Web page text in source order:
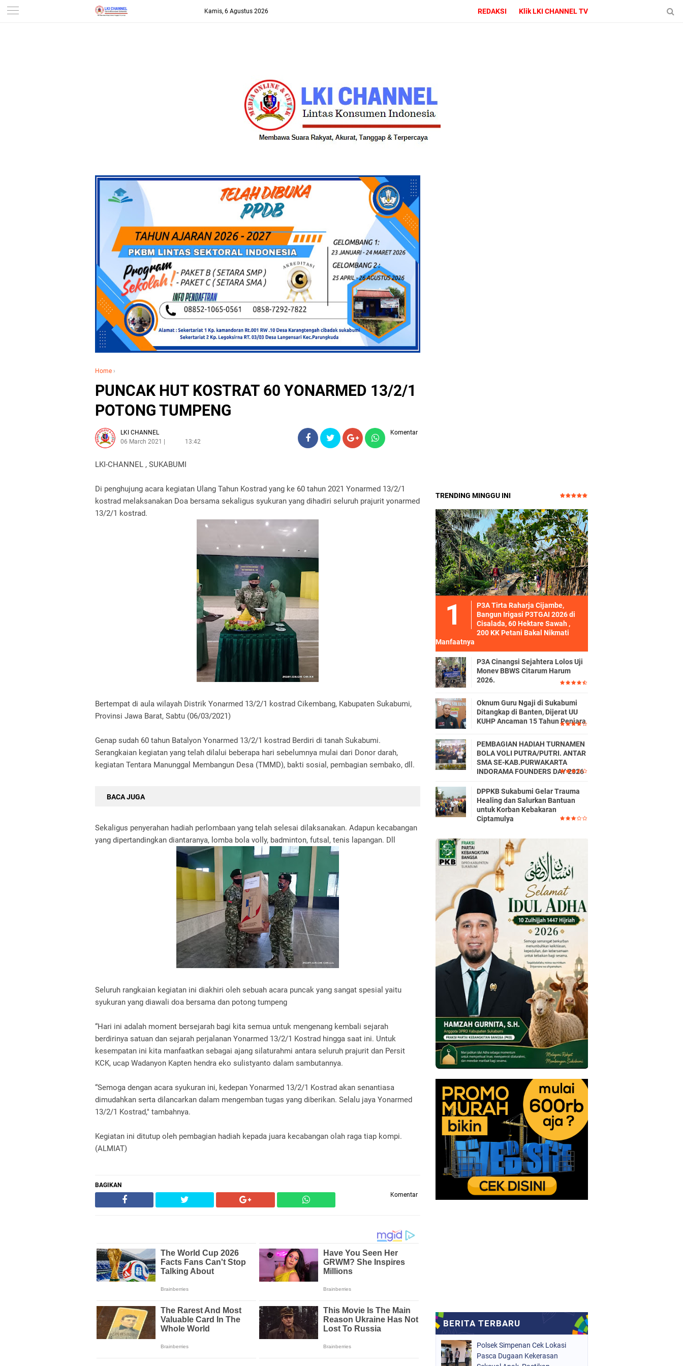
-->
Kamis, 6 Agustus 2026 REDAKSI Klik LKI CHANNEL TV
Home ›
PUNCAK HUT KOSTRAT 60 YONARMED 13/2/1
POTONG TUMPENG
LKI CHANNEL
06 March 2021
13:42
Komentar
LKI-CHANNEL , SUKABUMI
Di penghujung acara kegiatan Ulang Tahun Kostrad yang ke 60 tahun 2021 Yonarmed 13/2/1
kostrad melaksanakan Doa bersama sekaligus syukuran yang dihadiri seluruh prajurit yonarmed
13/2/1 kostrad.
Bertempat di aula wilayah Distrik Yonarmed 13/2/1 kostrad Cikembang, Kabupaten Sukabumi,
Provinsi Jawa Barat, Sabtu (06/03/2021)
Genap sudah 60 tahun Batalyon Yonarmed 13/2/1 kostrad Berdiri di tanah Sukabumi.
Serangkaian kegiatan yang telah dilalui beberapa hari sebelumnya mulai dari Donor darah,
kegiatan Tentara Manunggal Membangun Desa (TMMD), bakti sosial, pembagian sembako, dll.
BACA JUGA
Sekaligus penyerahan hadiah perlombaan yang telah selesai dilaksanakan. Adapun kecabangan
yang dipertandingkan diantaranya, lomba bola volly, badminton, futsal, tenis lapangan. Dll
Seluruh rangkaian kegiatan ini diakhiri oleh sebuah acara puncak yang sangat spesial yaitu
syukuran yang diawali doa bersama dan potong tumpeng
“Hari ini adalah moment bersejarah bagi kita semua untuk mengenang kembali sejarah
berdirinya satuan dan sejarah perjalanan Yonarmed 13/2/1 Kostrad hingga saat ini. Untuk
kesempatan ini kita manfaatkan sebagai ajang silaturahmi antara seluruh prajurit dan Persit
KCK, ucap Wadanyon Kapten hendra eko sulistyanto dalam sambutannya.
“Semoga dengan acara syukuran ini, kedepan Yonarmed 13/2/1 Kostrad akan senantiasa
dimudahkan serta dilancarkan dalam mengemban tugas yang diberikan. Selalu jaya Yonarmed
13/2/1 Kostrad," tambahnya.
Kegiatan ini ditutup oleh pembagian hadiah kepada juara kecabangan olah raga tiap kompi.
(ALMIAT)
BAGIKAN
Komentar
TRENDING MINGGU INI
P3A Tirta Raharja Cijambe,
Bangun Irigasi P3TGAI 2026 di
Cisalada, 60 Hektare Sawah ,
200 KK Petani Bakal Nikmati
Manfaatnya
P3A Cinangsi Sejahtera Lolos Uji
Monev BBWS Citarum Harum
2026.
Oknum Guru Ngaji di Sukabumi
Ditangkap di Banten, Dijerat UU
KUHP Ancaman 15 Tahun Penjara
PEMBAGIAN HADIAH TURNAMEN
BOLA VOLI PUTRA/PUTRI. ANTAR
SMA SE-KAB.PURWAKARTA
INDORAMA FOUNDERS DAY 2026
DPPKB Sukabumi Gelar Trauma
Healing dan Salurkan Bantuan
untuk Korban Kebakaran
Ciptamulya
Polsek Simpenan Cek Lokasi
Pasca Dugaan Kekerasan